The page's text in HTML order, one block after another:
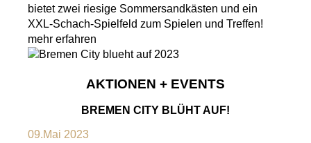
bietet zwei riesige Sommersandkästen und ein
XXL-Schach-Spielfeld zum Spielen und Treffen!
mehr erfahren
AKTIONEN + EVENTS
BREMEN CITY BLÜHT AUF!
09.Mai 2023